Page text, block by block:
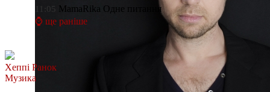
11:05 MamaRika Одне питання
⌚ ще раніше
Хеппі Ранок
Музика